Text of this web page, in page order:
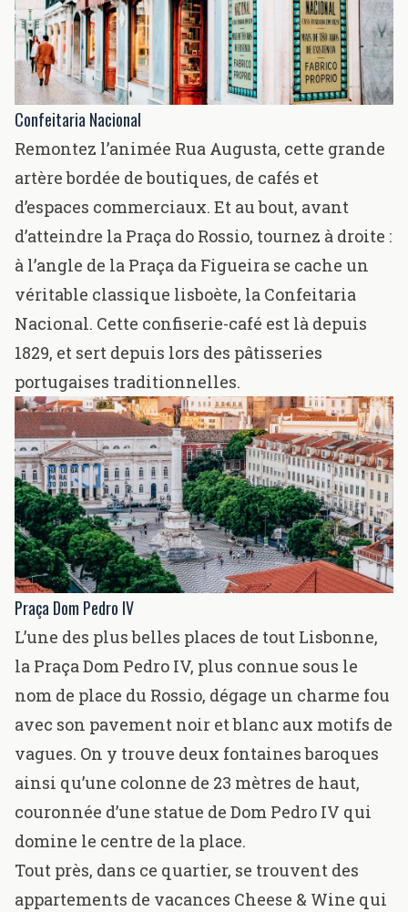
Confeitaria Nacional
Remontez l’animée Rua Augusta, cette grande
artère bordée de boutiques, de cafés et
d’espaces commerciaux. Et au bout, avant
d’atteindre la Praça do Rossio, tournez à droite :
à l’angle de la Praça da Figueira se cache un
véritable classique lisboète, la Confeitaria
Nacional. Cette confiserie-café est là depuis
1829, et sert depuis lors des pâtisseries
portugaises traditionnelles.
Praça Dom Pedro IV
L’une des plus belles places de tout Lisbonne,
la Praça Dom Pedro IV, plus connue sous le
nom de place du Rossio, dégage un charme fou
avec son pavement noir et blanc aux motifs de
vagues. On y trouve deux fontaines baroques
ainsi qu’une colonne de 23 mètres de haut,
couronnée d’une statue de Dom Pedro IV qui
domine le centre de la place.
Tout près, dans ce quartier, se trouvent des
appartements de vacances Cheese & Wine qui